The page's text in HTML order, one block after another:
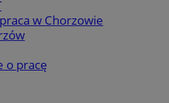
w Chorzowie
o pracę